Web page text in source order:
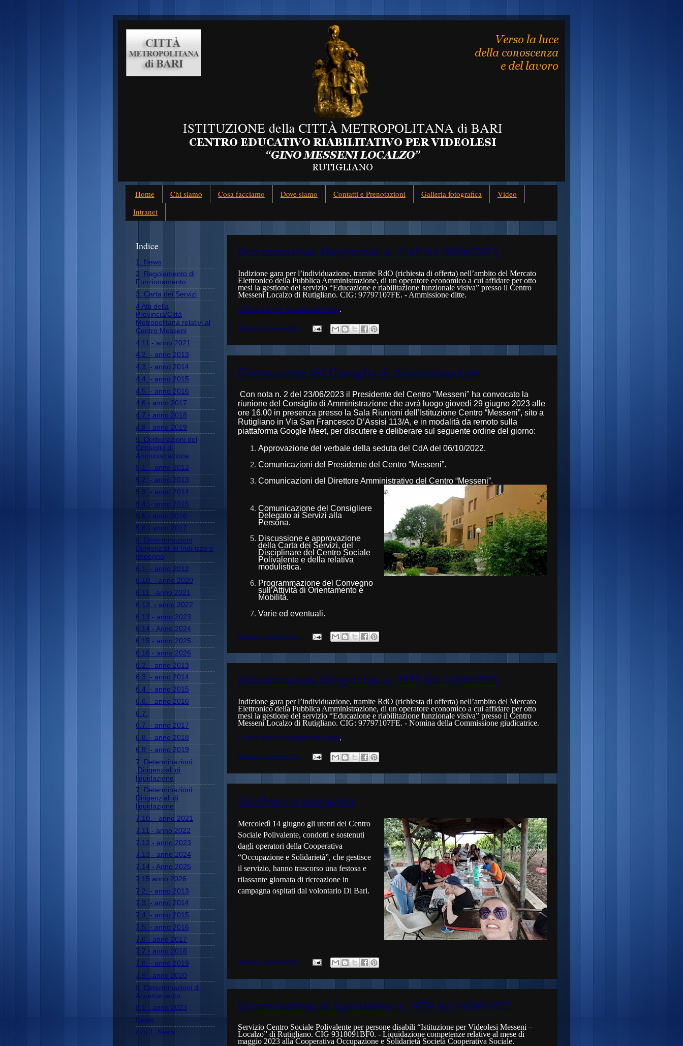
Home Chi siamo Cosa facciamo Dove siamo Contatti e Prenotazioni Galleria fotografica
Video
Intranet
Determinazione Dirigenziale n. 3345 del 28/06/2023
Indizione gara per l’individuazione, tramite RdO (richiesta di offerta) nell’ambito del Mercato
Elettronico della Pubblica Amministrazione, di un operatore economico a cui affidare per otto
mesi la gestione del servizio “Educazione e riabilitazione funzionale visiva” presso il Centro
Messeni Localzo di Rutigliano. CIG: 97797107FE. - Ammissione ditte.
Clicca qui per visualizzare l'atto.
Nessun commento:
Convocazione del Consiglio di Amministrazione
Con nota n. 2 del 23/06/2023 il Presidente del Centro "Messeni" ha convocato la
riunione del Consiglio di Amministrazione che avrà luogo giovedì 29 giugno 2023 alle
ore 16.00 in presenza presso la Sala Riunioni dell’Istituzione Centro “Messeni”, sito a
Rutigliano in Via San Francesco D’Assisi 113/A, e in modalità da remoto sulla
piattaforma Google Meet, per discutere e deliberare sul seguente ordine del giorno:
Approvazione del verbale della seduta del CdA del 06/10/2022.
Comunicazioni del Presidente del Centro “Messeni”.
Comunicazioni del Direttore Amministrativo del Centro “Messeni”.
Comunicazione del Consigliere
Delegato ai Servizi alla
Persona.
Discussione e approvazione
della Carta dei Servizi, del
Disciplinare del Centro Sociale
Polivalente e della relativa
modulistica.
Programmazione del Convegno
sull’Attività di Orientamento e
Mobilità.
Varie ed eventuali.
Nessun commento:
Determinazione Dirigenziale n. 3255 del 23/06/2023
Indizione gara per l’individuazione, tramite RdO (richiesta di offerta) nell’ambito del Mercato
Elettronico della Pubblica Amministrazione, di un operatore economico a cui affidare per otto
mesi la gestione del servizio “Educazione e riabilitazione funzionale visiva” presso il Centro
Messeni Localzo di Rutigliano. CIG: 97797107FE. - Nomina della Commissione giudicatrice.
Clicca qui per visualizzare l'atto.
Nessun commento:
Un'allegra scampagnata
Mercoledì 14 giugno gli utenti del Centro
Sociale Polivalente, condotti e sostenuti
dagli operatori della Cooperativa
“Occupazione e Solidarietà”, che gestisce
il servizio, hanno trascorso una festosa e
rilassante giornata di ricreazione in
campagna ospitati dal volontario Di Bari.
Nessun commento:
Determinazione di liquidazione n. 3079 del 14/06/2023
Servizio Centro Sociale Polivalente per persone disabili “Istituzione per Videolesi Messeni –
Localzo” di Rutigliano. CIG 9318091BF0. - Liquidazione competenze relative al mese di
maggio 2023 alla Cooperativa Occupazione e Solidarietà Società Cooperativa Sociale.
Indice
1. News
2. Regolamento di
Funzionamento
3. Carta dei Servizi
4 Atti della
Provincia/Città
Metropolitana relativi al
Centro Messeni
4.11 - anno 2021
4.2. - anno 2013
4.3. - anno 2014
4.4. - anno 2015
4.5. - anno 2016
4.6 - anno 2017
4.7 - anno 2018
4.8 - anno 2019
5. Deliberazioni del
Consiglio di
Amministrazione
5.1. - anno 2012
5.2. - anno 2013
5.3. - anno 2014
5.4. - anno 2015
5.5 - anno 2016
5.6 - anno 2017
6. Determinazioni
Dirigenziali di Indirizzo e
Impegno
6.1. - anno 2012
6.10. - anno 2020
6.11. -anno 2021
6.12. - anno 2022
6.13 - anno 2023
6.14 - Anno 2024
6.15 - anno 2025
6.16 - anno 2026
6.2. - anno 2013
6.3. - anno 2014
6.4. - anno 2015
6.6. - anno 2016
6.7.
6.7. - anno 2017
6.8. - anno 2018
6.9. - anno 2019
7. Determinazioni
.Dirigenziali di
liquidazione
7. Determinazioni
Dirigenziali di
liquidazione
7.10. - anno 2021
7.11 - anno 2022
7.12 - anno 2023
7.13 - anno 2024
7.14 - Anno 2025
7.15 anno 2026
7.2. - anno 2013
7.3. - anno 2014
7.4. - anno 2015
7.5. - anno 2016
7.6 - anno 2017
7.7.- anno 2018
7.8. - anno 2019
7.9. -anno 2020
8. Determinazioni di
Accertamento
8.1 - anno 2023
News
nzn 1. News